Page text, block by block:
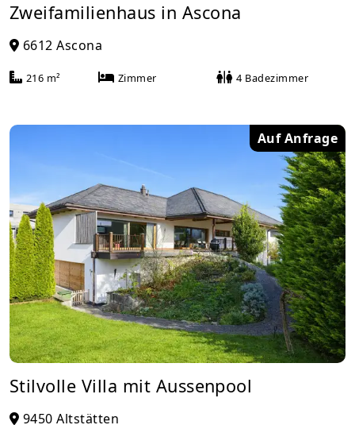
Zweifamilienhaus in Ascona
6612 Ascona
216 m² Zimmer 4 Badezimmer
Auf Anfrage
Stilvolle Villa mit Aussenpool
9450 Altstätten